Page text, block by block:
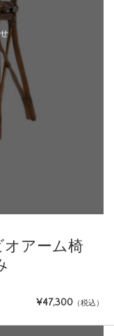
オアーム椅
¥47,300 （税込）